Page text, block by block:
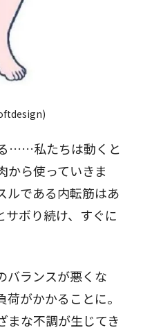
……私たちは動くと
から使っていきま
ルである内転筋はあ
サボり続け、すぐに
バランスが悪くな
がかかることに。
まな不調が生じてき